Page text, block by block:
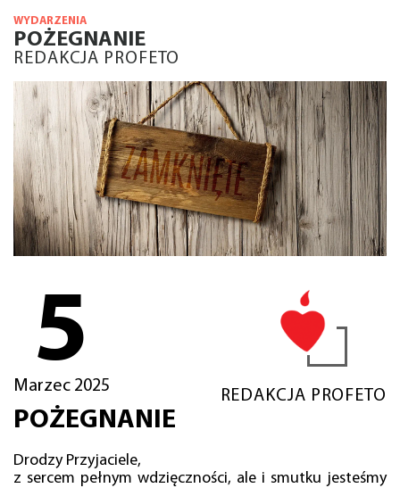
WYDARZENIA
POŻEGNANIE
REDAKCJA PROFETO
5
Marzec 2025
REDAKCJA PROFETO
POŻEGNANIE
Drodzy Przyjaciele,
z sercem pełnym wdzięczności, ale i smutku jesteśmy